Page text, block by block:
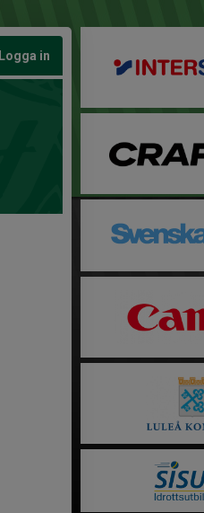
Logga in